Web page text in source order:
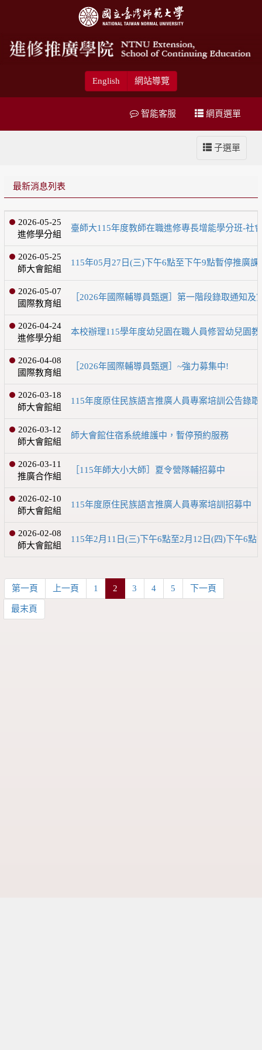
English 網站導覽
網頁選單
智能客服
子選單
最新消息列表
2026-05-25
進修學分組
臺師大115年度教師在職進修專長增能學分班-社
2026-05-25
師大會館組
115年05月27日(三)下午6點至下午9點暫停推廣
2026-05-07
國際教育組
［2026年國際輔導員甄選］第一階段錄取通知及
2026-04-24
進修學分組
本校辦理115學年度幼兒園在職人員修習幼兒園
2026-04-08
國際教育組
［2026年國際輔導員甄選］~強力募集中!
2026-03-18
師大會館組
115年度原住民族語言推廣人員專案培訓公告錄取
2026-03-12
師大會館組
師大會館住宿系統維護中，暫停預約服務
2026-03-11
推廣合作組
［115年師大小大師］夏令營隊輔招募中
2026-02-10
師大會館組
115年度原住民族語言推廣人員專案培訓招募中
2026-02-08
師大會館組
115年2月11日(三)下午6點至2月12日(四)下午6
第一頁 上一頁 1 2 3 4 5 下一頁
最末頁